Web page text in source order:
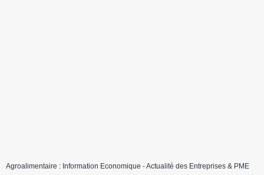
Agroalimentaire : Information Economique - Actualité des Entreprises & PME